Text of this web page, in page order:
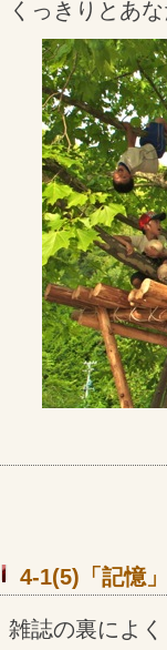
くっきりとあ
4-1(5)「記憶
雑誌の裏によ